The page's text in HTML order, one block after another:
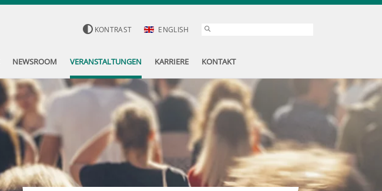
KONTRAST ENGLISH
NEWSROOM VERANSTALTUNGEN KARRIERE KONTAKT